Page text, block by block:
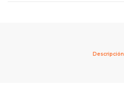
Descripción